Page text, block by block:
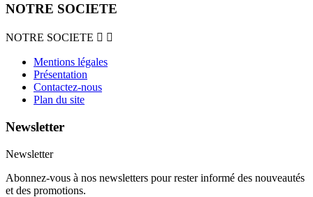
NOTRE SOCIETE
NOTRE SOCIETE  
Mentions légales
Présentation
Contactez-nous
Plan du site
Newsletter
Newsletter
Abonnez-vous à nos newsletters pour rester informé des nouveautés
et des promotions.